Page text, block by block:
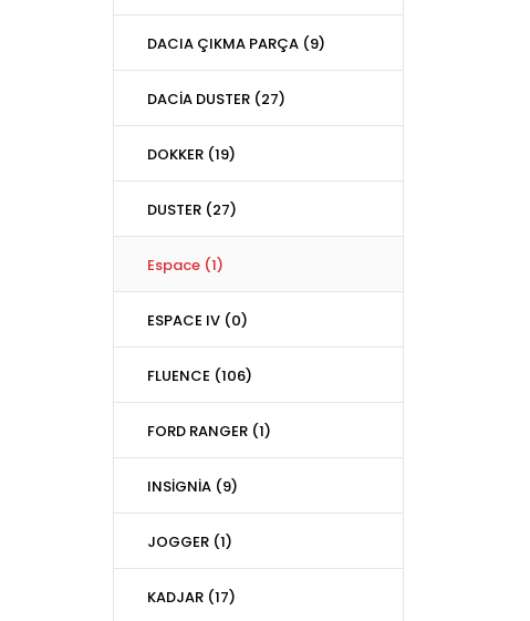
DACIA ÇIKMA PARÇA (9)
DACİA DUSTER (27)
DOKKER (19)
DUSTER (27)
Espace (1)
ESPACE IV (0)
FLUENCE (106)
FORD RANGER (1)
INSİGNİA (9)
JOGGER (1)
KADJAR (17)